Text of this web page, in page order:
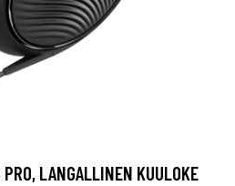
LANGALLINEN KUULOKE